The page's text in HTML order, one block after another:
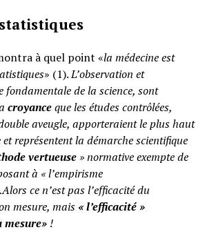
statistiques
à quel point «la médecine est
» (1).L’observation et
fondamentale de la science, sont
croyanceque les études contrôlées,
aveugle, apporteraient le plus haut
représentent la démarche scientifique
vertueuse» normative exempte de
à « l’empirisme
ce n’est pas l’efficacité du
mesure, mais «l’efficacité »
!